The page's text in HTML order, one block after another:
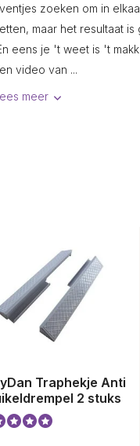
zoeken om in
maar het resultaat is
eens je 't weet is 't
video van ...
meer
Traphekje Anti
2 stuks